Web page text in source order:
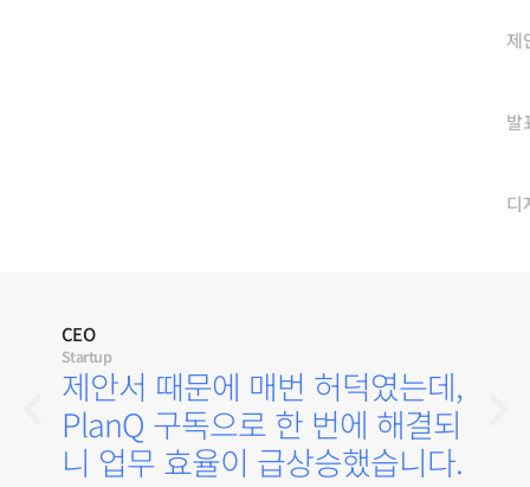
제
발
디
CEO
Startup
제안서 때문에 매번 허덕였는데,
PlanQ 구독으로 한 번에 해결되
니 업무 효율이 급상승했습니다.